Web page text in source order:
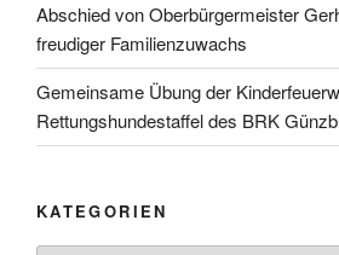
Abschied von Oberbürgermeister
freudiger Familienzuwachs
Gemeinsame Übung der
Rettungshundestaffel des BRK
KATEGORIEN